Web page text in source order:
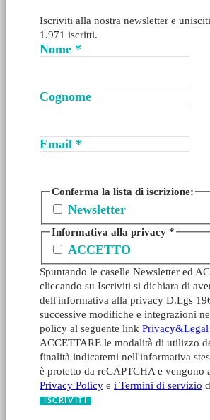
Iscriviti alla nostra newsletter e
1.971 iscritti.
Nome *
Cognome
Email *
Conferma la lista di iscrizione:
Newsletter
Informativa alla privacy*
ACCETTO
Spuntando le caselle Newsletter ed
cliccando su Iscriviti si dichiara di
dell'informativa alla privacy D.Lgs
successive modifiche e integrazioni
policy al seguente link Privacy&Legal
ACCETTARE le modalità di utilizzo
finalità indicatemi nell'informativa
è protetto da reCAPTCHA e vengono
Privacy Policy e i Termini di servizio